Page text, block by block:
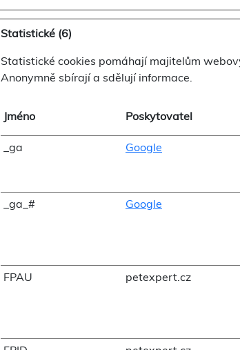
Statistické (6)
Statistické cookies pomáhají majitelům
Anonymně sbírají a sdělují informace.
Jméno Poskytovatel
_ga Google
_ga_#
Google
FPAU petexpert.cz